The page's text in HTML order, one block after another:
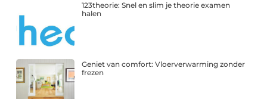
123theorie: Snel en slim je theorie examen
halen
Geniet van comfort: Vloerverwarming zonder
frezen